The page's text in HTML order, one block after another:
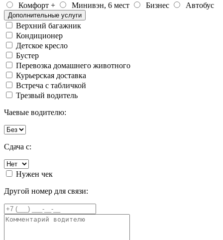
Комфорт +
Минивэн, 6 мест Бизнес Автобус
Дополнительные услуги
Верхний багажник
Кондиционер
Детское кресло
Бустер
Перевозка домашнего животного
Курьерская доставка
Встреча с табличкой
Трезвый водитель
Чаевые водителю:
Сдача с:
Нужен чек
Другой номер для связи: